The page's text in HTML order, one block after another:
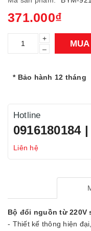
371.000₫
+
–
* Bảo hành 12 tháng
Hotline
0916180184
Liên hệ
Bộ đổi nguồn từ 220V
- Thiết kế thông hiện